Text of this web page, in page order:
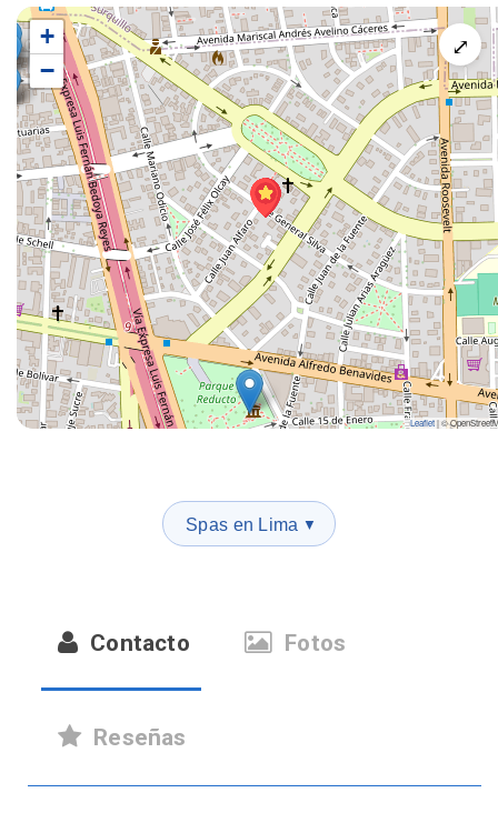
⤢
+
−
Leaflet|©
Spas en Lima ▼
Contacto Fotos
Reseñas